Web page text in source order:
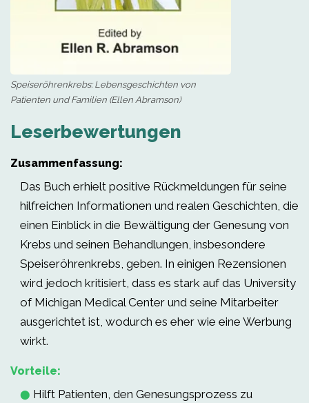
Speiseröhrenkrebs: Lebensgeschichten von
Patienten und Familien (Ellen Abramson)
Leserbewertungen
Zusammenfassung:
Das Buch erhielt positive Rückmeldungen für seine
hilfreichen Informationen und realen Geschichten, die
einen Einblick in die Bewältigung der Genesung von
Krebs und seinen Behandlungen, insbesondere
Speiseröhrenkrebs, geben. In einigen Rezensionen
wird jedoch kritisiert, dass es stark auf das University
of Michigan Medical Center und seine Mitarbeiter
ausgerichtet ist, wodurch es eher wie eine Werbung
wirkt.
Vorteile:
⬤ Hilft Patienten, den Genesungsprozess zu